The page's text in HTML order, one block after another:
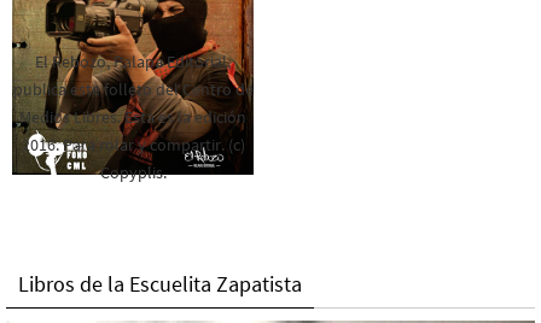
El Rebozo, Palapa Editorial,
publica este folleto del Centro de
Medios Libres. Esta es la edición
2016. Para rolar y compartir. (c)
Copyplis.
Libros de la Escuelita Zapatista